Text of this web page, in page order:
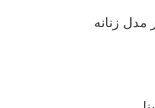
مدل زنانه